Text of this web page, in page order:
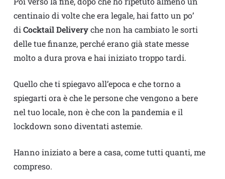
centinaio di volte che era legale, hai fatto un po’
diCocktail Deliveryche non ha cambiato le sorti
delle tue finanze, perché erano già state messe
molto a dura prova e hai iniziato troppo tardi.
Quello che ti spiegavo all’epoca e che torno a
spiegarti ora è che le persone che vengono a bere
nel tuo locale, non è che con la pandemia e il
lockdown sono diventati astemie.
Hanno iniziato a bere a casa, come tutti quanti, me
compreso.